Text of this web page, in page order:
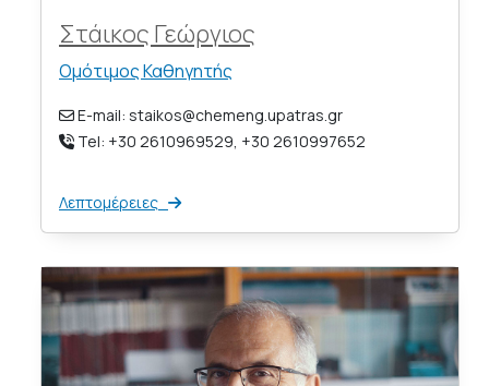
Στάικος Γεώργιος
Ομότιμος Καθηγητής
E-mail: staikos@chemeng.upatras.gr
Tel: +30 2610969529, +30 2610997652
Λεπτομέρειες